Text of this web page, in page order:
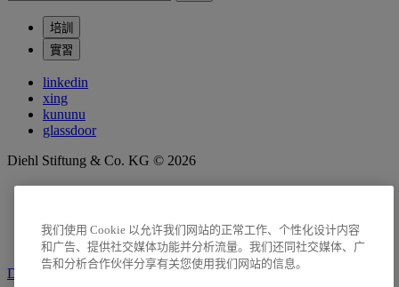
培訓
實習
linkedin
xing
kununu
glassdoor
Diehl Stiftung & Co. KG © 2026
报告违规行为
Diehl 集团的一部分
我们使用 Cookie 以允许我们网站的正常工作、个性化设计内容
和广告、提供社交媒体功能并分析流量。我们还同社交媒体、广
告和分析合作伙伴分享有关您使用我们网站的信息。